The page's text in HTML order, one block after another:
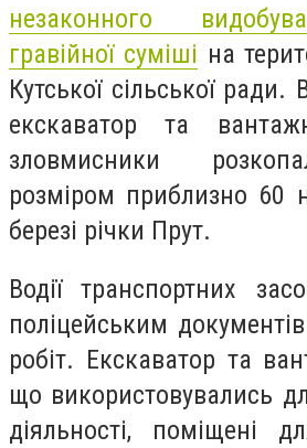
незаконного
гравійної суміші на
Кутської сільської
екскаватор та
зловмисники
розміром приблизно 60
березі річки Прут.
Водії транспортних
поліцейським
робіт. Екскаватор та
що використовувались
діяльності, поміщені